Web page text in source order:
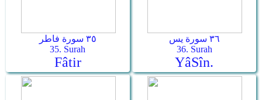
٣٥ سورة فاطر
35. Surah
Fâtir
٣٦ سورة يس
36. Surah
Yâ­Sîn.